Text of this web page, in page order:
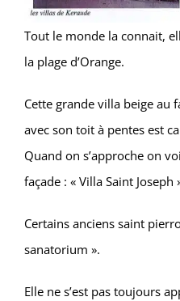
Tout le monde la connait,
la plage d’Orange.
Cette grande villa beige au
avec son toit à pentes est
Quand on s’approche on
façade : « Villa Saint Joseph
Certains anciens saint
sanatorium ».
Elle ne s’est pas toujours